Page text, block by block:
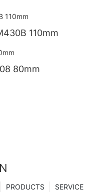
110mm
80mm
SERVICE
PRODUCTS